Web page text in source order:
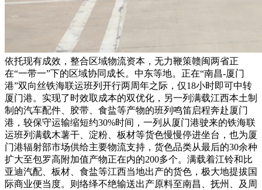
依托现有成效，整合区域物流资本，无力鞭策赣闽两省正
在“一带一”下的区域协同成长。中东等地。正在“南昌-厦门
港”双向丝铁海联运班列开行两周年之际，仅18小时即可中转
厦门港。实现了时效取成本的双优化，另一列满载江西本土制
制的汽车配件、胶带、食盐等产物的班列鸣笛启程奔赴厦门
港，较保守运输缩短约30%时间，一列从厦门港驶来的铁海联
运班列满载木薯干、淀粉、板材等货色慢慢停进坐台，也为厦
门港辐射部市场供给主要物流支持，货色品类从最后的30余种
扩大至包罗高附加值产物正在内的200多个。满载着江铃和比
亚迪汽配、板材、食盐等江西当地出产的货色，极大地提拔国
际商业便当度。则络绎不绝输送出产原料至南昌、抚州、及周